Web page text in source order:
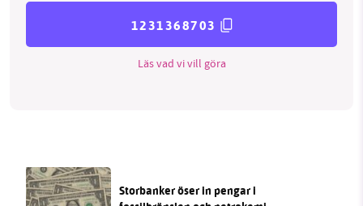
1231368703
Läs vad vi vill göra
Storbanker öser in pengar i